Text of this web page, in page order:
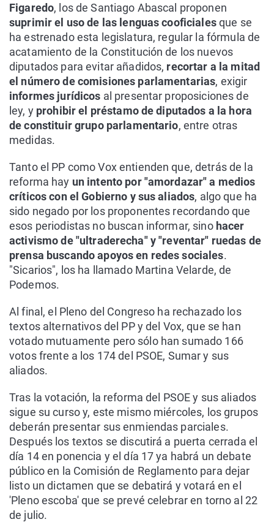
Figaredo, los de Santiago Abascal proponen
suprimir el uso de las lenguas cooficialesque se
ha estrenado esta legislatura, regular la fórmula de
acatamiento de la Constitución de los nuevos
diputados para evitar añadidos, recortar a la mitad
el número de comisiones parlamentarias, exigir
informes jurídicos al presentar proposiciones de
ley, y prohibir el préstamo de diputados a la hora
de constituir grupo parlamentario, entre otras
medidas.
Tanto el PP como Vox entienden que, detrás de la
reforma hay un intento por "amordazar" a medios
críticos con el Gobierno y sus aliados, algo que ha
sido negado por los proponentes recordando que
esos periodistas no buscan informar, sinohacer
activismo de "ultraderecha" y "reventar" ruedas de
prensa buscando apoyos en redes sociales.
"Sicarios", los ha llamado Martina Velarde, de
Podemos.
Al final, el Pleno del Congreso ha rechazado los
textos alternativos del PP y del Vox, que se han
votado mutuamente pero sólo han sumado 166
votos frente a los 174 del PSOE, Sumar y sus
aliados.
Tras la votación, la reforma del PSOE y sus aliados
sigue su curso y, este mismo miércoles, los grupos
deberán presentar sus enmiendas parciales.
Después los textos se discutirá a puerta cerrada el
día 14 en ponencia y el día 17 ya habrá un debate
público en la Comisión de Reglamento para dejar
listo un dictamen que se debatirá y votará en el
'Pleno escoba' que se prevé celebrar en torno al 22
de julio.